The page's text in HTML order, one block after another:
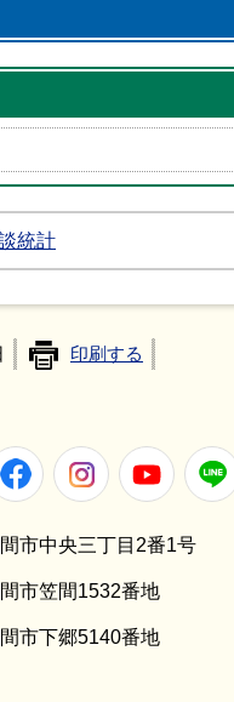
統計
印刷する
FacebookInstagram
市中央三丁目2番1号
市笠間1532番地
市下郷5140番地